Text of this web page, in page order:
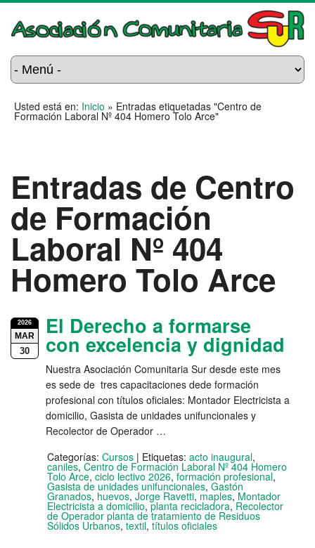
Usted está en: Inicio » Entradas etiquetadas "Centro de
Formación Laboral Nº 404 Homero Tolo Arce"
Entradas de Centro
de Formación
Laboral Nº 404
Homero Tolo Arce
2026
MAR
30
El Derecho a formarse
con excelencia y dignidad
Nuestra Asociación Comunitaria Sur desde este mes
es sede de tres capacitaciones dede formación
profesional con títulos oficiales: Montador Electricista a
domicilio, Gasista de unidades unifuncionales y
Recolector de Operador …
Categorías: Cursos | Etiquetas: acto inaugural,
caniles, Centro de Formación Laboral Nº 404 Homero
Tolo Arce, ciclo lectivo 2026, formación profesional,
Gasista de unidades unifuncionales, Gastón
Granados, huevos, Jorge Ravetti, maples, Montador
Electricista a domicilio,planta recicladora,Recolector
de Operador planta de tratamiento de Residuos
Sólidos Urbanos, textil, títulos oficiales